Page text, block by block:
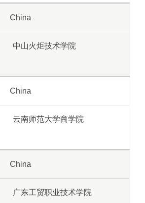
China
中山火炬技术学院
China
云南师范大学商学院
China
广东工贸职业技术学院